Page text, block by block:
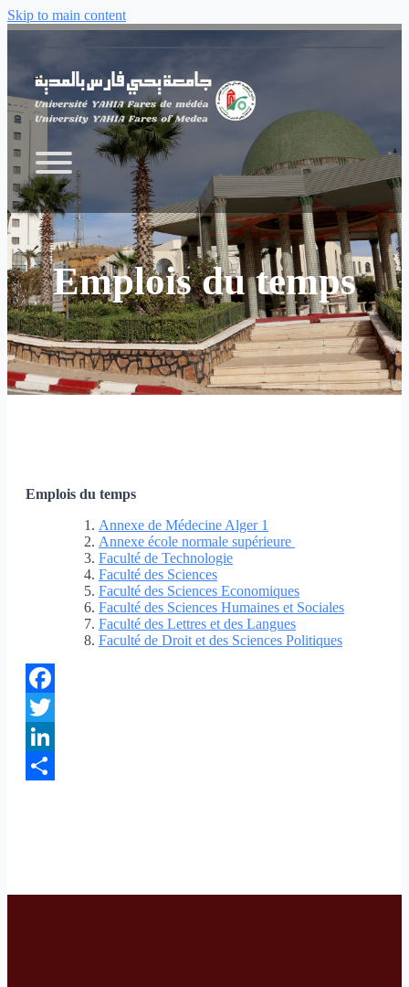
Skip to main content
Emplois du temps
Emplois du temps
Annexe de Médecine Alger 1
Annexe école normale supérieure
Faculté de Technologie
Faculté des Sciences
Faculté des Sciences Economiques
Faculté des Sciences Humaines et Sociales
Faculté des Lettres et des Langues
Faculté de Droit et des Sciences Politiques
Facebook
Twitter
LinkedIn